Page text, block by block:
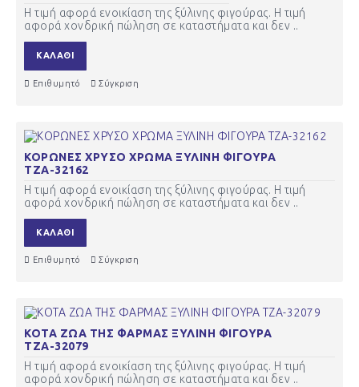
Η τιμή αφορά ενοικίαση της ξύλινης φιγούρας. Η τιμή
αφορά χονδρική πώληση σε καταστήματα και δεν ..
ΚΑΛΆΘΙ
Επιθυμητό Σύγκριση
ΚΟΡΩΝΕΣ ΧΡΥΣΟ ΧΡΩΜΑ ΞΥΛΙΝΗ ΦΙΓΟΥΡΑ
ΤΖΑ-32162
Η τιμή αφορά ενοικίαση της ξύλινης φιγούρας. Η τιμή
αφορά χονδρική πώληση σε καταστήματα και δεν ..
ΚΑΛΆΘΙ
Επιθυμητό Σύγκριση
ΚΟΤΑ ΖΩΑ ΤΗΣ ΦΑΡΜΑΣ ΞΥΛΙΝΗ ΦΙΓΟΥΡΑ
ΤΖΑ-32079
Η τιμή αφορά ενοικίαση της ξύλινης φιγούρας. Η τιμή
αφορά χονδρική πώληση σε καταστήματα και δεν ..